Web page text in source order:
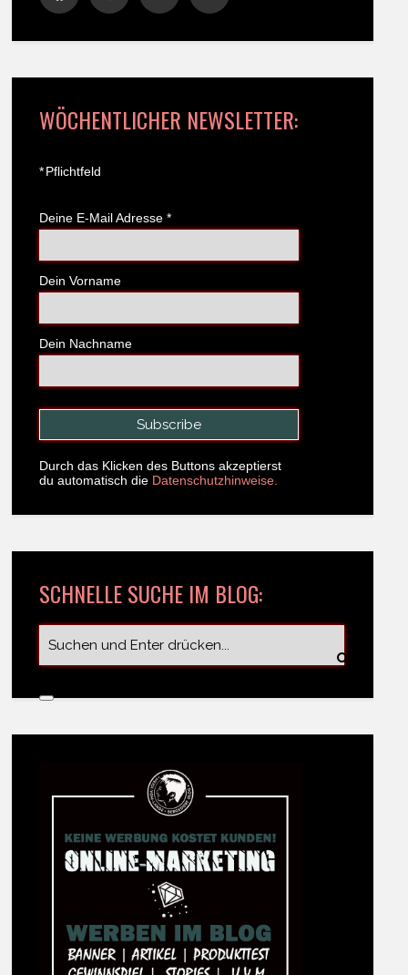
WÖCHENTLICHER NEWSLETTER:
*Pflichtfeld
Deine E-Mail Adresse *
Dein Vorname
Dein Nachname
Durch das Klicken des Buttons akzeptierst
du automatisch die Datenschutzhinweise.
SCHNELLE SUCHE IM BLOG: